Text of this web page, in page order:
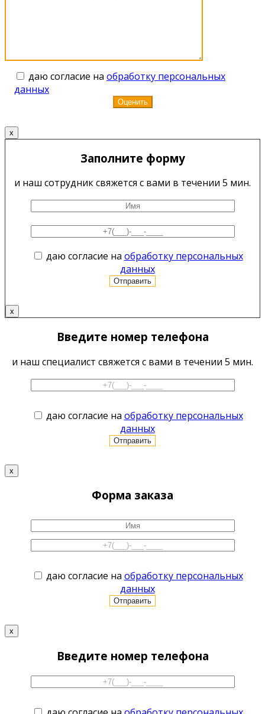
даю согласие на обработку персональных
данных
x
Заполните форму
и наш сотрудник свяжется с вами в течении 5 мин.
даю согласие на обработку персональных
данных
x
Введите номер телефона
и наш специалист свяжется с вами в течении 5 мин.
даю согласие на обработку персональных
данных
x
Форма заказа
даю согласие на обработку персональных
данных
x
Введите номер телефона